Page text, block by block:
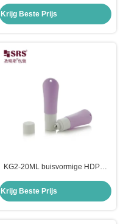
deodorant gel fles
Krijg Beste Prijs
KG2-20ML buisvormige HDPE-
vloeibare rolballenfles
Krijg Beste Prijs